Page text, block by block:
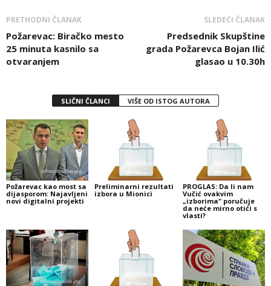
PRETHODNI ČLANAK
Požarevac: Biračko mesto
25 minuta kasnilo sa
otvaranjem
SLEDEĆI ČLANAK
Predsednik Skupštine
grada Požarevca Bojan Ilić
glasao u 10.30h
SLIČNI ČLANCI VIŠE OD ISTOG AUTORA
Požarevac kao most sa
dijasporom: Najavljeni
novi digitalni projekti
Preliminarni rezultati
izbora u Mionici
PROGLAS: Da li nam
Vučić ovakvim
„izborima“ poručuje
da neće mirno otići s
vlasti?